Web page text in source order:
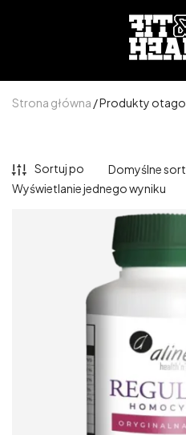
Strona główna / Produkty
Sortuj po
Wyświetlanie jednego wyniku